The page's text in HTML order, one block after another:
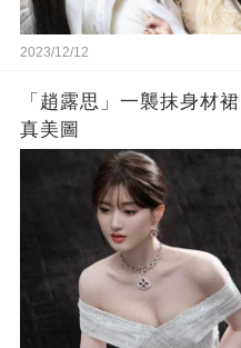
2023/12/12
「趙露思」一襲抹身材
真美圖